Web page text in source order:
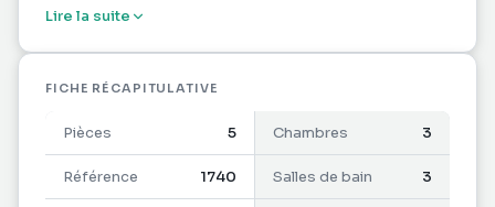
plafond, une structure brute et des éléments
privée.
La maison propose trois chambres aux volumes
généreux et deux salles d'eau. Côté extérieur,
profitez d'une piscine au sel, d'un carbet et d'une
Lire la suite
FICHE RÉCAPITULATIVE
Pièces 5 Chambres 3
Référence 1740 Salles de bain 3